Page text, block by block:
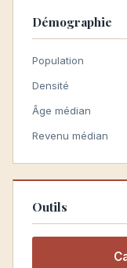
Démographie
Population
Densité
Âge médian
Revenu médian
Outils